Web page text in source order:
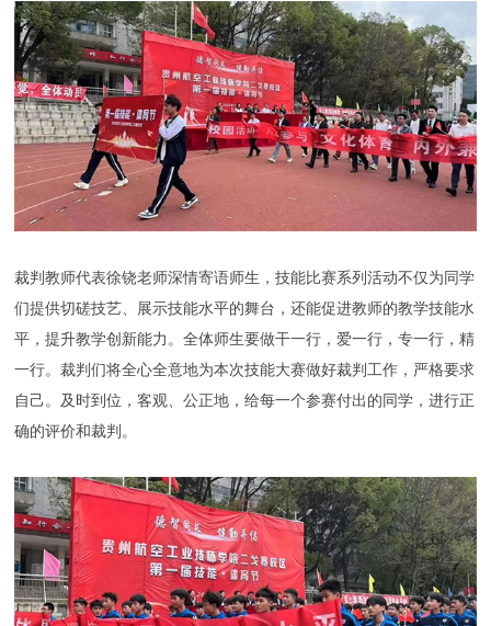
裁判教师代表徐铙老师深情寄语师生，技能比赛系列活动不仅为同学
们提供切磋技艺、展示技能水平的舞台，还能促进教师的教学技能水
平，提升教学创新能力。全体师生要做干一行，爱一行，专一行，精
一行。裁判们将全心全意地为本次技能大赛做好裁判工作，严格要求
自己。及时到位，客观、公正地，给每一个参赛付出的同学，进行正
确的评价和裁判。